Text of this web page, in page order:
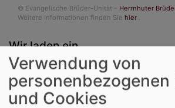
© Evangelische Brüder-Unität – Herrnhuter
Weitere Informationen finden Sie hier .
Wir laden ein
Verwendung von
personenbezogenen
und Cookies